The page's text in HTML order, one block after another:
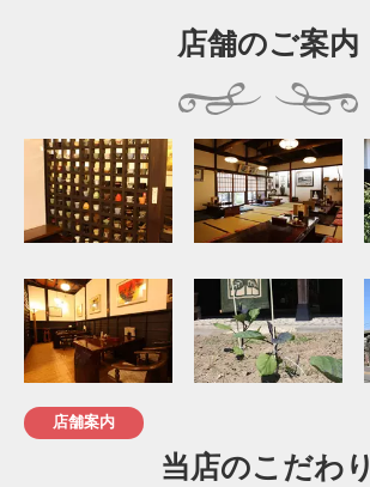
店舗のご案内
店舗案内
当店のこだわり